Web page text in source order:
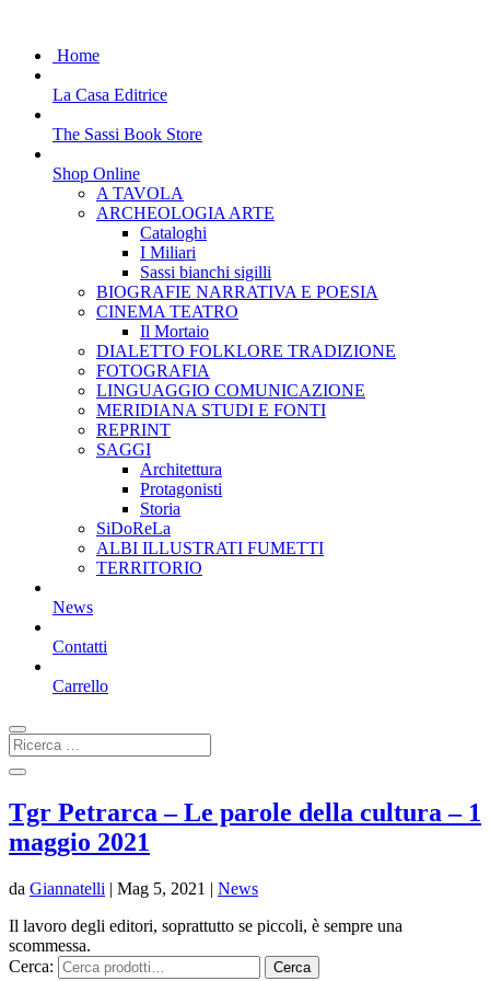
Home
La Casa Editrice
The Sassi Book Store
Shop Online
A TAVOLA
ARCHEOLOGIA ARTE
Cataloghi
I Miliari
Sassi bianchi sigilli
BIOGRAFIE NARRATIVA E POESIA
CINEMA TEATRO
Il Mortaio
DIALETTO FOLKLORE TRADIZIONE
FOTOGRAFIA
LINGUAGGIO COMUNICAZIONE
MERIDIANA STUDI E FONTI
REPRINT
SAGGI
Architettura
Protagonisti
Storia
SiDoReLa
ALBI ILLUSTRATI FUMETTI
TERRITORIO
News
Contatti
Carrello
Tgr Petrarca – Le parole della cultura – 1
maggio 2021
da Giannatelli | Mag 5, 2021 | News
Il lavoro degli editori, soprattutto se piccoli, è sempre una
scommessa.
Cerca:
Cerca